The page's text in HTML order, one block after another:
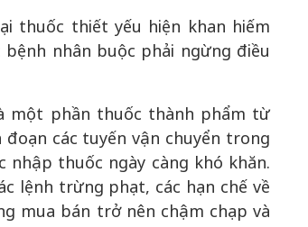
thuốc thiết yếu hiện khan hiếm
nhân buộc phải ngừng điều
một phần thuốc thành phẩm từ
các tuyến vận chuyển trong
nhập thuốc ngày càng khó khăn.
lệnh trừng phạt, các hạn chế về
mua bán trở nên chậm chạp và
tế bằng bản lĩnh
Việt Nam
quyết định